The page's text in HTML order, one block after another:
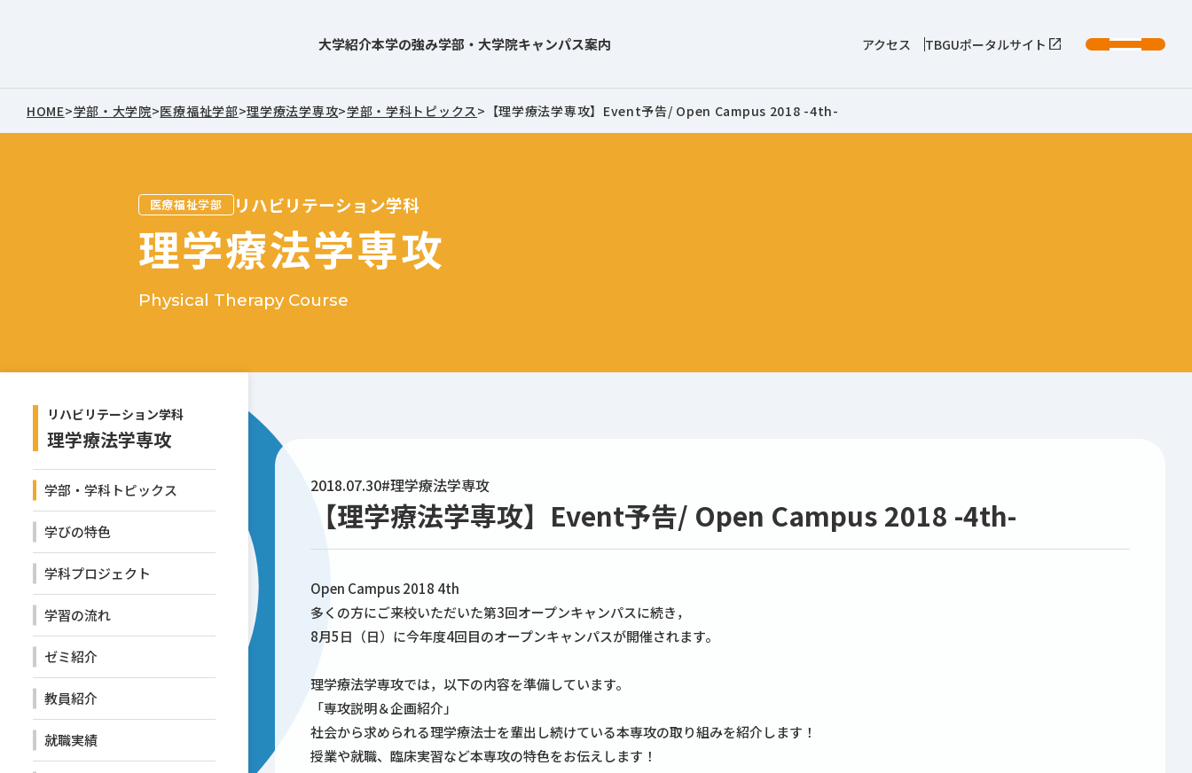
大学紹介本学の強み学部・大学院キャンパス案内 アクセス TBGUポータルサイト
HOME>学部・大学院>医療福祉学部>理学療法学専攻>学部・学科トピックス > 【理学療法学専攻】Event予告/ Open Campus 2018 -4th-
医療福祉学部 リハビリテーション学科
理学療法学専攻
Physical Therapy Course
リハビリテーション学科
理学療法学専攻
学部・学科トピックス
学びの特色
学科プロジェクト
学習の流れ
ゼミ紹介
教員紹介
就職実績
2018.07.30#理学療法学専攻
【理学療法学専攻】Event予告/ Open Campus 2018 -4th-
Open Campus 2018 4th
多くの方にご来校いただいた第3回オープンキャンパスに続き，
8月5日（日）に今年度4回目のオープンキャンパスが開催されます。
理学療法学専攻では，以下の内容を準備しています。
「専攻説明＆企画紹介」
社会から求められる理学療法士を輩出し続けている本専攻の取り組みを紹介します！
授業や就職、臨床実習など本専攻の特色をお伝えします！